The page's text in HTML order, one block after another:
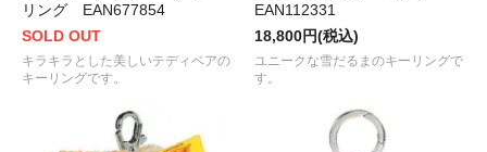
リング EAN677854
SOLD OUT
キラキラとした美しいテディベアの
キーリングです。
EAN112331
18,800円(税込)
ユニークな雪だるまのキーリングで
す。